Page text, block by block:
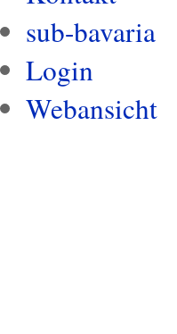
sub-bavaria
Login
Webansicht